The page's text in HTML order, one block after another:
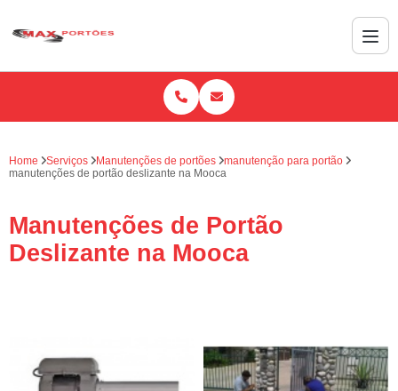
Home Serviços Manutenções de portões
manutenção para portão
manutenções de portão deslizante na Mooca
Manutenções de Portão
Deslizante na Mooca